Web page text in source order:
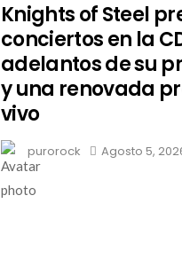
Knights of Steel
conciertos en la
adelantos de su
y una renovada
vivo
purorock Agosto 5,